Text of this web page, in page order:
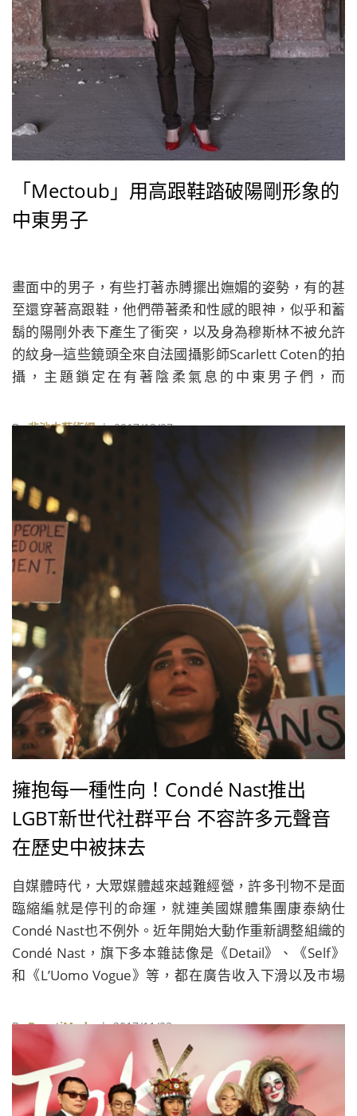
「Mectoub」用高跟鞋踏破陽剛形象的
中東男子
畫面中的男子，有些打著赤膊擺出嫵媚的姿勢，有的甚
至還穿著高跟鞋，他們帶著柔和性感的眼神，似乎和蓄
鬍的陽剛外表下產生了衝突，以及身為穆斯林不被允許
的紋身─這些鏡頭全來自法國攝影師Scarlett Coten的拍
攝，主題鎖定在有著陰柔氣息的中東男子們，而
區四年的旅程中，展現了經過阿拉伯之春後，一群有著
新一代觀念特徵的男人。
By非池中藝術網| 2017/12/07
擁抱每一種性向！Condé Nast推出
LGBT新世代社群平台 不容許多元聲音
在歷史中被抹去
自媒體時代，大眾媒體越來越難經營，許多刊物不是面
臨縮編就是停刊的命運，就連美國媒體集團康泰納仕
Condé Nast也不例外。近年開始大動作重新調整組織的
Condé Nast，旗下多本雜誌像是《Detail》、《Self》
和《L’Uomo Vogue》等，都在廣告收入下滑以及市場
ByBeautiMode| 2017/11/02